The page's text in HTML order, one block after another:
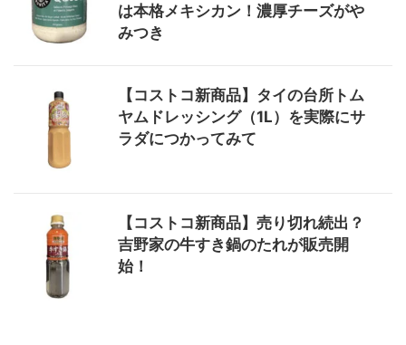
は本格メキシカン！濃厚チーズがや
みつき
【コストコ新商品】タイの台所トム
ヤムドレッシング（1L）を実際にサ
ラダにつかってみて
【コストコ新商品】売り切れ続出？
吉野家の牛すき鍋のたれが販売開
始！